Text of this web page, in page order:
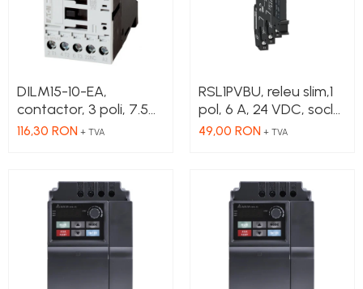
DILM15-10-EA,
contactor, 3 poli, 7.5
kW, 15 A, 1 NO, 230V AC
116,30 RON + TVA
RSL1PVBU, releu slim,1
pol, 6 A, 24 VDC, soclu
inclus
49,00 RON + TVA